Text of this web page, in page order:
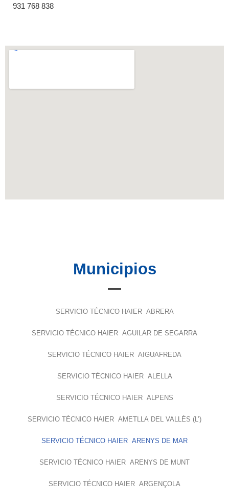
931 768 838
Municipios
SERVICIO TÉCNICO HAIER ABRERA
SERVICIO TÉCNICO HAIER AGUILAR DE SEGARRA
SERVICIO TÉCNICO HAIER AIGUAFREDA
SERVICIO TÉCNICO HAIER ALELLA
SERVICIO TÉCNICO HAIER ALPENS
SERVICIO TÉCNICO HAIER AMETLLA DEL VALLÈS (L’)
SERVICIO TÉCNICO HAIER ARENYS DE MAR
SERVICIO TÉCNICO HAIER ARENYS DE MUNT
SERVICIO TÉCNICO HAIER ARGENÇOLA